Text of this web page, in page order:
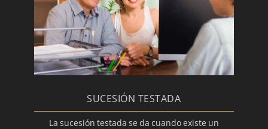
SUCESIÓN TESTADA
La sucesión testada se da cuando existe un